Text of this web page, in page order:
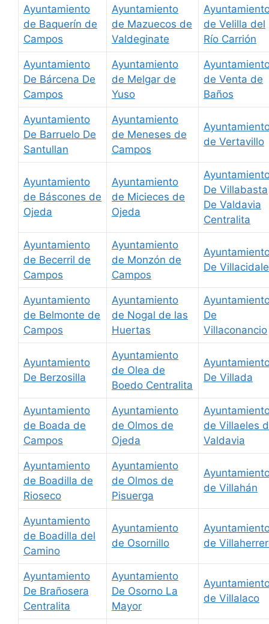
Ayuntamiento
de Baquerín de
Campos
Ayuntamiento
de Mazuecos de
Valdeginate
de Velilla del
Río Carrión
Ayuntamiento
De Bárcena De
Campos
Ayuntamiento
de Melgar de
Yuso
de Venta de
Baños
Ayuntamiento
De Barruelo De
Santullan
Ayuntamiento
de Meneses de
Campos
de Vertavillo
Ayuntamiento
de Báscones de
Ojeda
Ayuntamiento
de Micieces de
Ojeda
De Villabasta
De Valdavia
Centralita
Ayuntamiento
de Becerril de
Campos
Ayuntamiento
de Monzón de
Campos
De
Ayuntamiento
de Belmonte de
Campos
Ayuntamiento
de Nogal de las
Huertas
De
Villaconancio
Ayuntamiento
De Berzosilla
Ayuntamiento
de Olea de
Boedo Centralita
De Villada
Ayuntamiento
de Boada de
Campos
Ayuntamiento
de Olmos de
Ojeda
de Villaeles
Valdavia
Ayuntamiento
de Boadilla de
Rioseco
Ayuntamiento
de Olmos de
Pisuerga
de Villahán
Ayuntamiento
de Boadilla del
Camino
Ayuntamiento
de Osornillo
de
Ayuntamiento
De Brañosera
Centralita
Ayuntamiento
De Osorno La
Mayor
de Villalaco